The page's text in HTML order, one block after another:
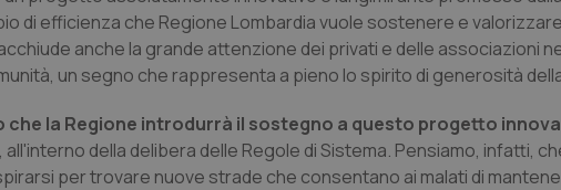
di efficienza che Regione Lombardia vuole sostenere e
anche la grande attenzione dei privati e delle associazioni
un segno che rappresenta a pieno lo spirito di generosità della
che la Regione introdurrà il sostegno a questo progetto
della delibera delle Regole di Sistema. Pensiamo, infatti,
per trovare nuove strade che consentano ai malati di